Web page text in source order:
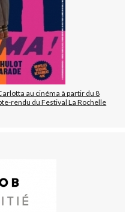
au cinéma à partir du 8
rendu du Festival La Rochelle